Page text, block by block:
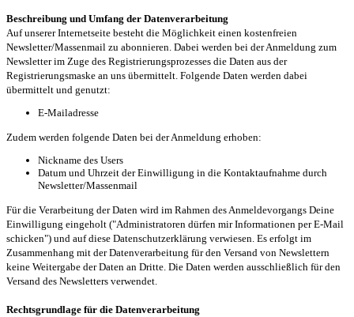
Beschreibung und Umfang der Datenverarbeitung
Auf unserer Internetseite besteht die Möglichkeit einen kostenfreien
Newsletter/Massenmail zu abonnieren. Dabei werden bei der Anmeldung zum
Newsletter im Zuge des Registrierungsprozesses die Daten aus der
Registrierungsmaske an uns übermittelt. Folgende Daten werden dabei
übermittelt und genutzt:
E-Mailadresse
Zudem werden folgende Daten bei der Anmeldung erhoben:
Nickname des Users
Datum und Uhrzeit der Einwilligung in die Kontaktaufnahme durch
Newsletter/Massenmail
Für die Verarbeitung der Daten wird im Rahmen des Anmeldevorgangs Deine
Einwilligung eingeholt ("Administratoren dürfen mir Informationen per E-Mail
schicken") und auf diese Datenschutzerklärung verwiesen. Es erfolgt im
Zusammenhang mit der Datenverarbeitung für den Versand von Newslettern
keine Weitergabe der Daten an Dritte. Die Daten werden ausschließlich für den
Versand des Newsletters verwendet.
Rechtsgrundlage für die Datenverarbeitung